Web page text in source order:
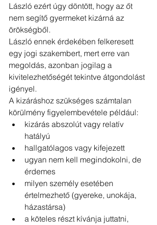
László ezért úgy döntött, hogy az őt
nem segítő gyermeket kizárná az
örökségből.
László ennek érdekében felkeresett
egy jogi szakembert, mert erre van
megoldás, azonban jogilag a
kivitelezhetőségét tekintve átgondolást
igényel.
A kizáráshoz szükséges számtalan
körülmény figyelembevétele például:
kizárás abszolút vagy relatív
hatályú
hallgatólagos vagy kifejezett
ugyan nem kell megindokolni, de
érdemes
milyen személy esetében
értelmezhető (gyereke, unokája,
házastársa)
a köteles részt kívánja juttatni,